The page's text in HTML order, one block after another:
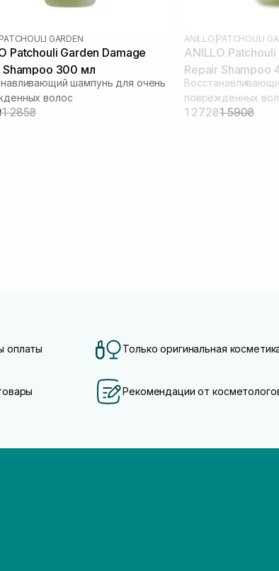
PATCHOULI GARDEN
Patchouli Garden Damage
Shampoo 300 мл
шампунь для очень
волос
1 285₴
ANILLO PATCHOULI
ANILLO
Repair Shampoo
поврежденных
1 272₴1 590₴
оплаты Только оригинальная
Рекомендации от